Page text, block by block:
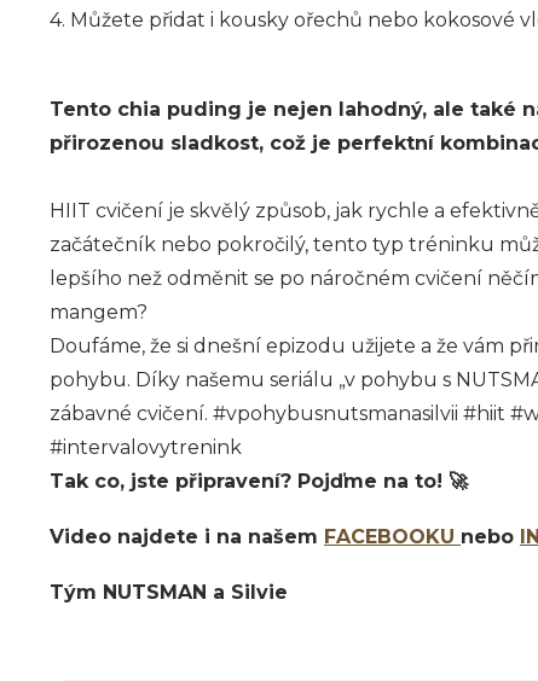
4. Můžete přidat i kousky ořechů nebo kokosové
Tento chia puding je nejen lahodný, ale také
přirozenou sladkost, což je perfektní
HIIT cvičení je skvělý způsob, jak rychle a
začátečník nebo pokročilý, tento typ tréninku
lepšího než odměnit se po náročném cvičení
mangem?
Doufáme, že si dnešní epizodu užijete a že vám
pohybu. Díky našemu seriálu „v pohybu s
zábavné cvičení. #vpohybusnutsmanasilvii #hiit
#intervalovytrenink
Tak co, jste připravení? Pojďme na to! 🚀
Video najdete i na našem FACEBOOKU nebo
Tým NUTSMAN a Silvie